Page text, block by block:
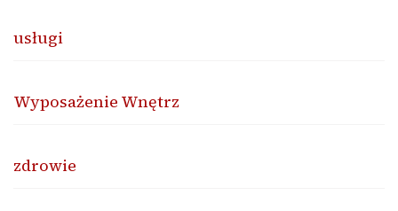
usługi
Wyposażenie Wnętrz
zdrowie